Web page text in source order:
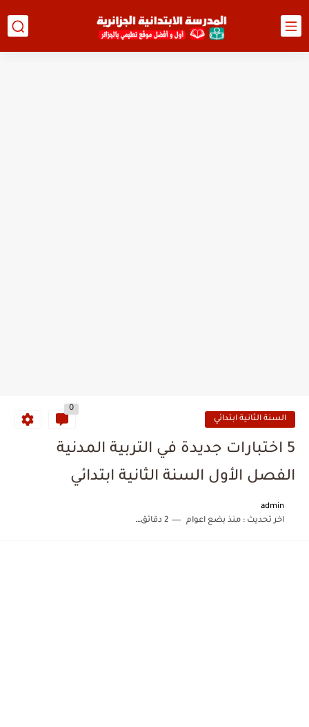
السنة الثانية ابتدائي
0
5 اختبارات جديدة في التربية المدنية
الفصل الأول السنة الثانية ابتدائي
admin
اخر تحديث :منذ بضع اعوام 2 دقائق للقراءة